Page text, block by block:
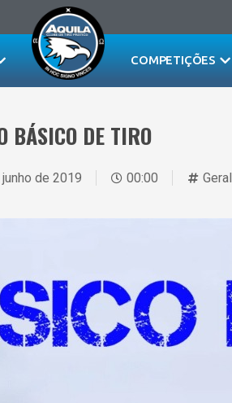
COMPETIÇÕES
BÁSICO DE TIRO
de 2019 00:00 Geral